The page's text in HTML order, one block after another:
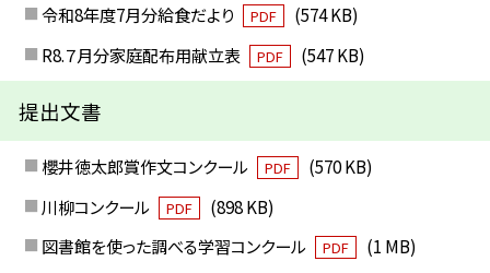
令和8年度7月分給食だより PDF
(574 KB)
R8.７月分家庭配布用献立表
PDF (547 KB)
提出文書
櫻井徳太郎賞作文コンクール PDF
(570 KB)
川柳コンクール
PDF
(898 KB)
図書館を使った調べる学習コンクール
PDF
(1 MB)